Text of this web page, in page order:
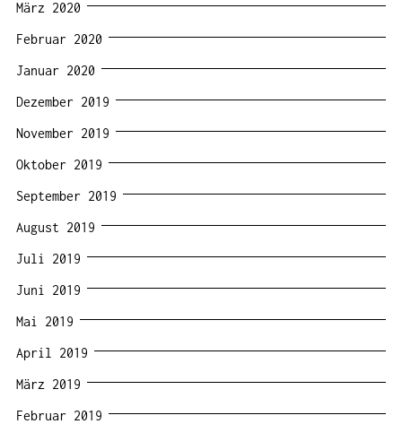
März 2020
Februar 2020
Januar 2020
Dezember 2019
November 2019
Oktober 2019
September 2019
August 2019
Juli 2019
Juni 2019
Mai 2019
April 2019
März 2019
Februar 2019